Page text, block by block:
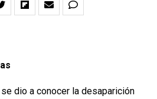
dio a conocer la desaparición